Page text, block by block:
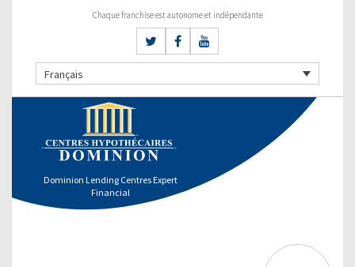
Chaque franchise est autonome et indépendante
Français
Dominion Lending Centres Expert
Financial